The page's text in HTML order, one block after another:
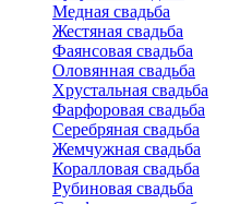
Медная свадьба
Жестяная свадьба
Фаянсовая свадьба
Оловянная свадьба
Хрустальная свадьба
Фарфоровая свадьба
Серебряная свадьба
Жемчужная свадьба
Коралловая свадьба
Рубиновая свадьба